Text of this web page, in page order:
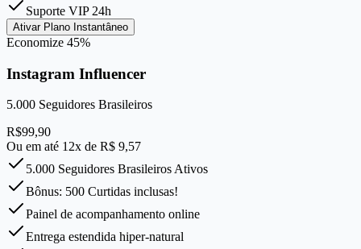
Suporte VIP 24h
Ativar Plano Instantâneo
Economize 45%
Instagram Influencer
5.000 Seguidores Brasileiros
R$99,90
Ou em até 12x de R$ 9,57
5.000 Seguidores Brasileiros Ativos
Bônus: 500 Curtidas inclusas!
Painel de acompanhamento online
Entrega estendida hiper-natural